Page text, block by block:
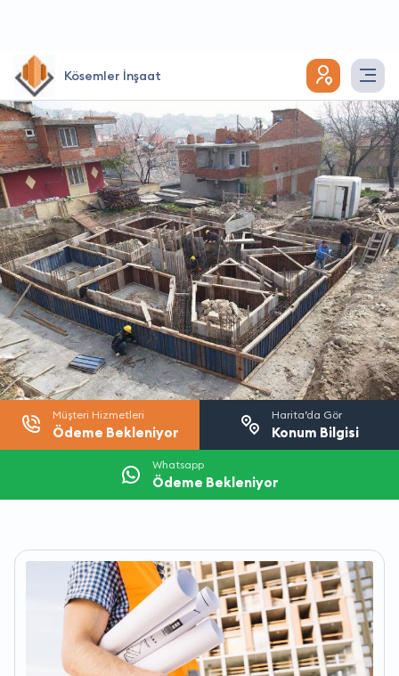
Kösemler İnşaat
Müşteri Hizmetleri
Ödeme Bekleniyor
Harita’da Gör
Konum Bilgisi
Whatsapp
Ödeme Bekleniyor